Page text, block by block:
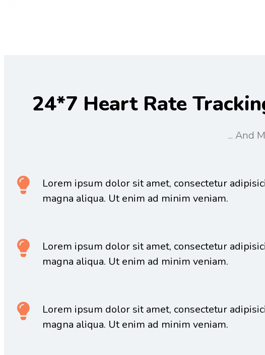
24*7 Heart Rate
... And
Lorem ipsum dolor sit amet, consectetur
magna aliqua. Ut enim ad minim veniam.
Lorem ipsum dolor sit amet, consectetur
magna aliqua. Ut enim ad minim veniam.
Lorem ipsum dolor sit amet, consectetur
magna aliqua. Ut enim ad minim veniam.